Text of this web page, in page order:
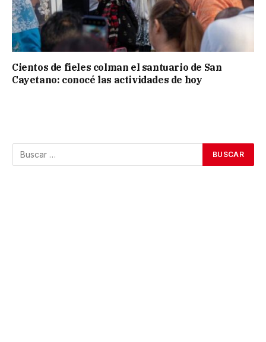
Cientos de fieles colman el santuario de San
Cayetano: conocé las actividades de hoy